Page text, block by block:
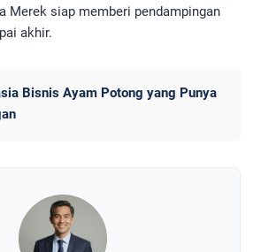
Merek siap memberi pendampingan
akhir.
Bisnis Ayam Potong yang Punya